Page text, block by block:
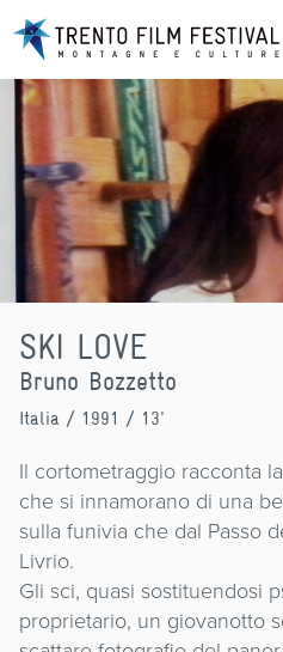
SKI LOVE
Bruno Bozzetto
Italia / 1991 / 13'
Il cortometraggio racconta
che si innamorano di una
sulla funivia che dal Passo
Livrio.
Gli sci, quasi sostituendosi
proprietario, un giovanotto